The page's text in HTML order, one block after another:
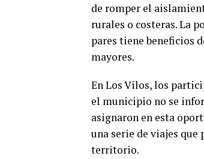
de romper el
rurales o costeras. La
pares tiene beneficios
mayores.
En Los Vilos, los
el municipio no se
asignaron en esta
una serie de viajes
territorio.